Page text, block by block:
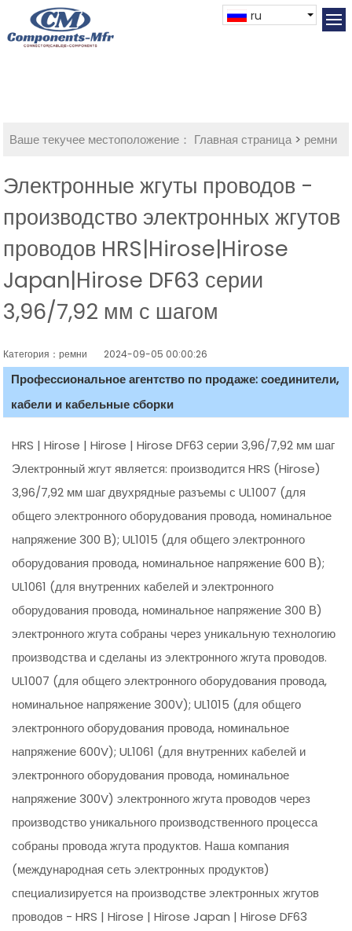
ru
Ваше текучее местоположение： Главная страница> ремни
Электронные жгуты проводов -
производство электронных жгутов
проводов HRS|Hirose|Hirose
Japan|Hirose DF63 серии
3,96/7,92 мм с шагом
Категория：ремни 2024-09-05 00:00:26
Профессиональное агентство по продаже: соединители,
кабели и кабельные сборки
HRS | Hirose | Hirose | Hirose DF63 серии 3,96/7,92 мм шаг
Электронный жгут является: производится HRS (Hirose)
3,96/7,92 мм шаг двухрядные разъемы с UL1007 (для
общего электронного оборудования провода, номинальное
напряжение 300 В); UL1015 (для общего электронного
оборудования провода, номинальное напряжение 600 В);
UL1061 (для внутренних кабелей и электронного
оборудования провода, номинальное напряжение 300 В)
электронного жгута собраны через уникальную технологию
производства и сделаны из электронного жгута проводов.
UL1007 (для общего электронного оборудования провода,
номинальное напряжение 300V); UL1015 (для общего
электронного оборудования провода, номинальное
напряжение 600V); UL1061 (для внутренних кабелей и
электронного оборудования провода, номинальное
напряжение 300V) электронного жгута проводов через
производство уникального производственного процесса
собраны провода жгута продуктов. Наша компания
(международная сеть электронных продуктов)
специализируется на производстве электронных жгутов
проводов - HRS | Hirose | Hirose Japan | Hirose DF63